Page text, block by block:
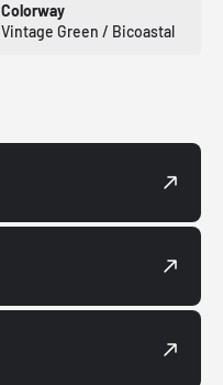
Colorway
Vintage Green / Bicoastal